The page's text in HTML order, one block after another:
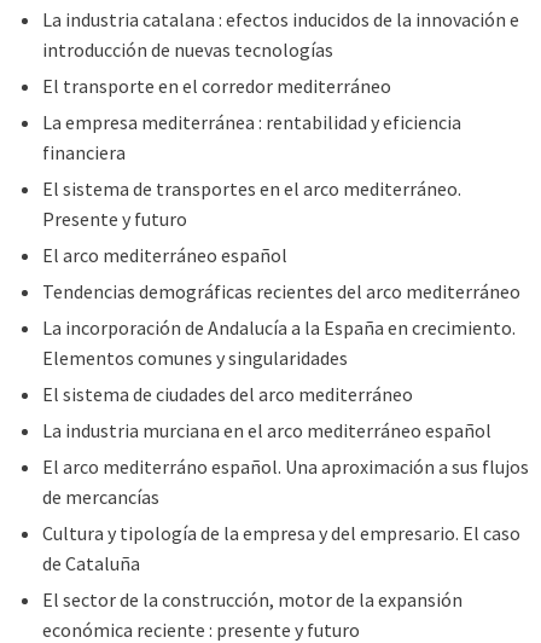
La industria catalana : efectos inducidos de la innovación e
introducción de nuevas tecnologías
El transporte en el corredor mediterráneo
La empresa mediterránea : rentabilidad y eficiencia
financiera
El sistema de transportes en el arco mediterráneo.
Presente y futuro
El arco mediterráneo español
Tendencias demográficas recientes del arco mediterráneo
La incorporación de Andalucía a la España en crecimiento.
Elementos comunes y singularidades
El sistema de ciudades del arco mediterráneo
La industria murciana en el arco mediterráneo español
El arco mediterráno español. Una aproximación a sus flujos
de mercancías
Cultura y tipología de la empresa y del empresario. El caso
de Cataluña
El sector de la construcción, motor de la expansión
económica reciente : presente y futuro